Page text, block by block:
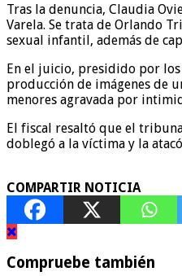
Tras la denuncia, Claudia
Varela. Se trata de Orlando
sexual infantil, además de
En el juicio, presidido por los
producción de imágenes de
menores agravada por
El fiscal resaltó que el
doblegó a la víctima y la
COMPARTIR NOTICIA
Compruebe también